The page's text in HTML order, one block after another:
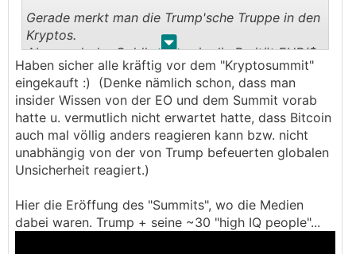
. .
Gerade merkt man die Trump'sche Truppe in den
Kryptos.
Aber auch der Goldkurs sowie die Parität EUR/$
sind gerade keine Augenweide (auf kurze Sicht)
Seine frühe MAGA Politik trägt schon reife
Früchte😁
Haben sicher alle kräftig vor dem "Kryptosummit"
eingekauft :) (Denke nämlich schon, dass man
insider Wissen von der EO und dem Summit vorab
hatte u. vermutlich nicht erwartet hatte, dass Bitcoin
auch mal völlig anders reagieren kann bzw. nicht
unabhängig von der von Trump befeuerten globalen
Unsicherheit reagiert.)
Hier die Eröffung des "Summits", wo die Medien
dabei waren. Trump + seine ~30 "high IQ people"...